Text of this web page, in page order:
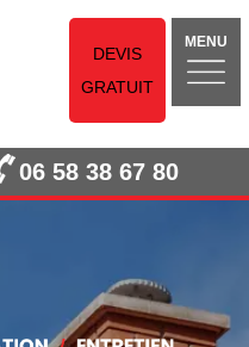
DEVIS
GRATUIT
MENU
06 58 38 67 80